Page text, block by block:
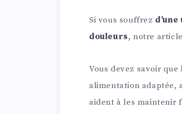
Si vous souffrez
douleurs, notre
Vous devez savoir
alimentation adaptée,
aident à les maintenir